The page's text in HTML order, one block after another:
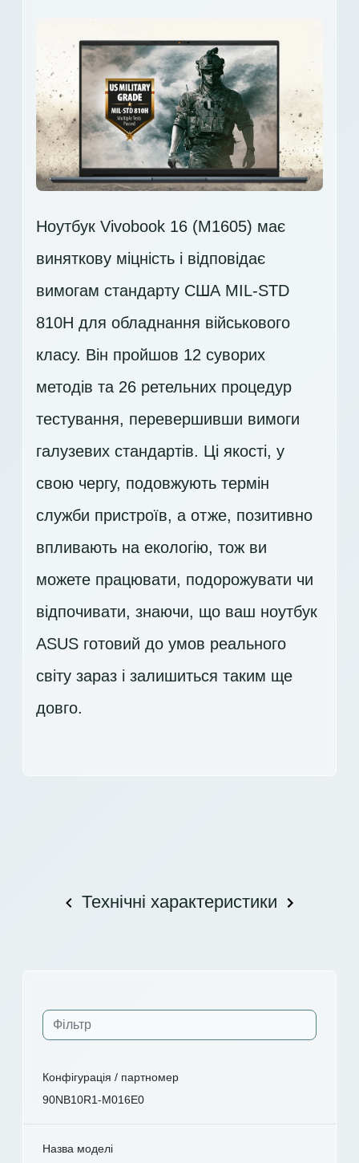
Ноутбук Vivobook 16 (M1605) має
виняткову міцність і відповідає
вимогам стандарту США MIL-STD
810H для обладнання військового
класу. Він пройшов 12 суворих
методів та 26 ретельних процедур
тестування, перевершивши вимоги
галузевих стандартів. Ці якості, у
свою чергу, подовжують термін
служби пристроїв, а отже, позитивно
впливають на екологію, тож ви
можете працювати, подорожувати чи
відпочивати, знаючи, що ваш ноутбук
ASUS готовий до умов реального
світу зараз і залишиться таким ще
довго.
Технічні характеристики
Конфігурація / партномер
90NB10R1-M016E0
Назва моделі